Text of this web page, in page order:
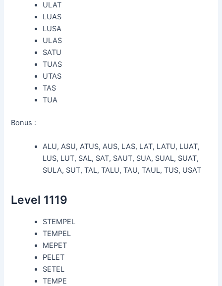
ULAT
LUAS
LUSA
ULAS
SATU
TUAS
UTAS
TAS
TUA
Bonus :
ALU, ASU, ATUS, AUS, LAS, LAT, LATU, LUAT,
LUS, LUT, SAL, SAT, SAUT, SUA, SUAL, SUAT,
SULA, SUT, TAL, TALU, TAU, TAUL, TUS, USAT
Level 1119
STEMPEL
TEMPEL
MEPET
PELET
SETEL
TEMPE